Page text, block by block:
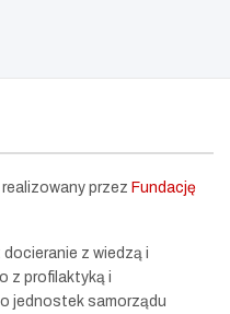
przez Fundację
z wiedzą i
z profilaktyką i
jednostek samorządu